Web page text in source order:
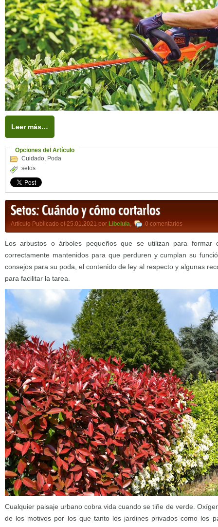
Leer más…
Opciones del Artículo
Cuidado, Poda
setos
Setos: Cuándo y cómo cortarlos
Artículo Publicado el 25.01.2021 por Libelula, 0 comentarios
Los arbustos o árboles pequeños que se utilizan para formar
correctamente mantenidos para que perduren y cumplan su
consejos para su poda, el contenido de ley al respecto y algunas
para facilitar la tarea.
Cualquier paisaje urbano cobra vida cuando se tiñe de verde.
de los motivos por los que tanto los jardines privados como los